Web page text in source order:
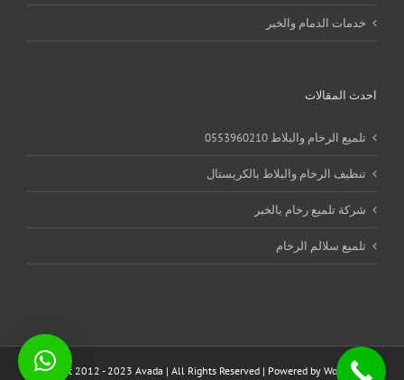
خدمات الدمام والخبر
احدث المقالات
تلميع الرخام والبلاط 0553960210
تنظيف الرخام والبلاط بالكريستال
شركة تلميع رخام بالخبر
تلميع سلالم الرخام
Copyright 2012 - 2023 Avada | All Rights Reserved | Powered by WordPress